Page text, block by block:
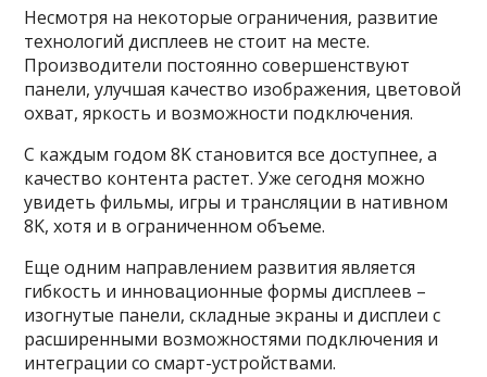
Несмотря на некоторые ограничения, развитие
технологий дисплеев не стоит на месте.
Производители постоянно совершенствуют
панели, улучшая качество изображения, цветовой
охват, яркость и возможности подключения.
С каждым годом 8K становится все доступнее, а
качество контента растет. Уже сегодня можно
увидеть фильмы, игры и трансляции в нативном
8K, хотя и в ограниченном объеме.
Еще одним направлением развития является
гибкость и инновационные формы дисплеев –
изогнутые панели, складные экраны и дисплеи с
расширенными возможностями подключения и
интеграции со смарт-устройствами.